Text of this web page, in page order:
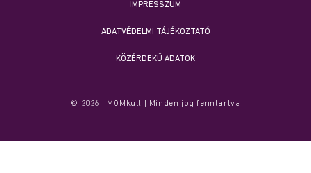
IMPRESSZUM
ADATVÉDELMI TÁJÉKOZTATÓ
KÖZÉRDEKŰ ADATOK
© 2026 | MOMkult | Minden jog fenntartva